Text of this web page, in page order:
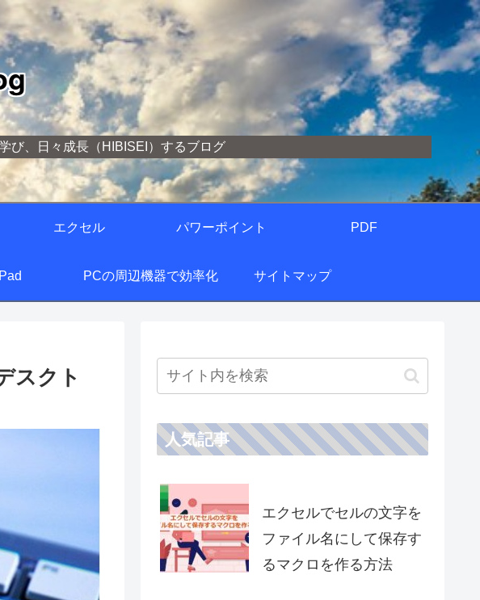
び、日々成長（HIBISEI）するブログ
エクセル パワーポイント PDF
PCの周辺機器で効率化 サイトマップ
スクト
人気記事
エクセルでセルの文字を
ファイル名にして保存す
るマクロを作る方法